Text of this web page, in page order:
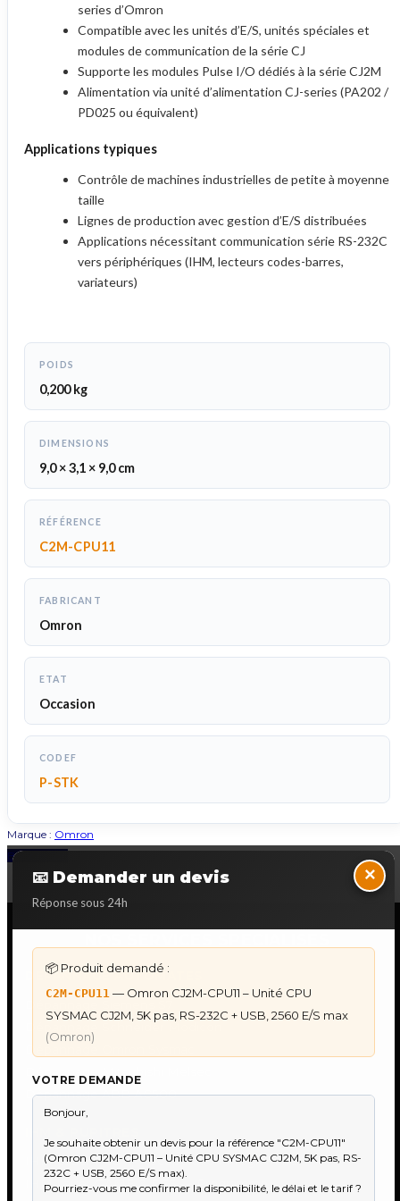
series d’Omron
Compatible avec les unités d’E/S, unités spéciales et
modules de communication de la série CJ
Supporte les modules Pulse I/O dédiés à la série CJ2M
Alimentation via unité d’alimentation CJ-series (PA202 /
PD025 ou équivalent)
Applications typiques
Contrôle de machines industrielles de petite à moyenne
taille
Lignes de production avec gestion d’E/S distribuées
Applications nécessitant communication série RS-232C
vers périphériques (IHM, lecteurs codes-barres,
variateurs)
POIDS
0,200 kg
DIMENSIONS
9,0 × 3,1 × 9,0 cm
RÉFÉRENCE
C2M-CPU11
FABRICANT
Omron
ETAT
Occasion
CODEF
P-STK
Marque : Omron
📧 Demander un devis
Réponse sous 24h
×
📦 Produit demandé :
C2M-CPU11 — Omron CJ2M-CPU11 – Unité CPU
SYSMAC CJ2M, 5K pas, RS-232C + USB, 2560 E/S max
(Omron)
VOTRE DEMANDE
Back to Top
DÉPANNAGE AUTOMATES
Dépannage Schneider Modicon
Dépannage ABB AC500
IHM Lauer PCS — Récupération Programme
IHM Lauer GAME & PCS — Programme